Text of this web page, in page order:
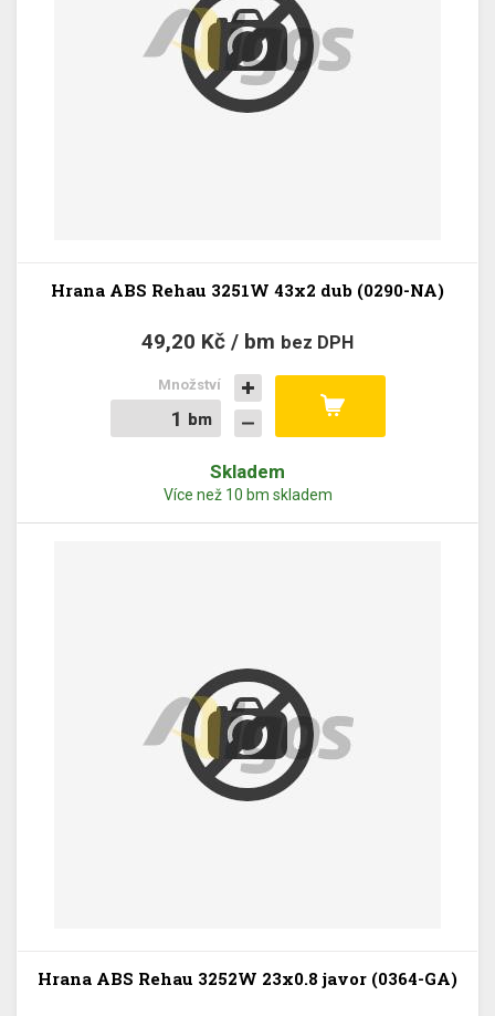
Hrana ABS Rehau 3251W 43x2 dub (0290-NA)
49,20 Kč / bm bez DPH
bm
bm
Množství
Skladem
Více než 10 bm skladem
Hrana ABS Rehau 3252W 23x0.8 javor (0364-GA)